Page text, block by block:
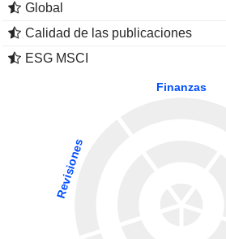
Global
Calidad de las publicaciones
ESG MSCI